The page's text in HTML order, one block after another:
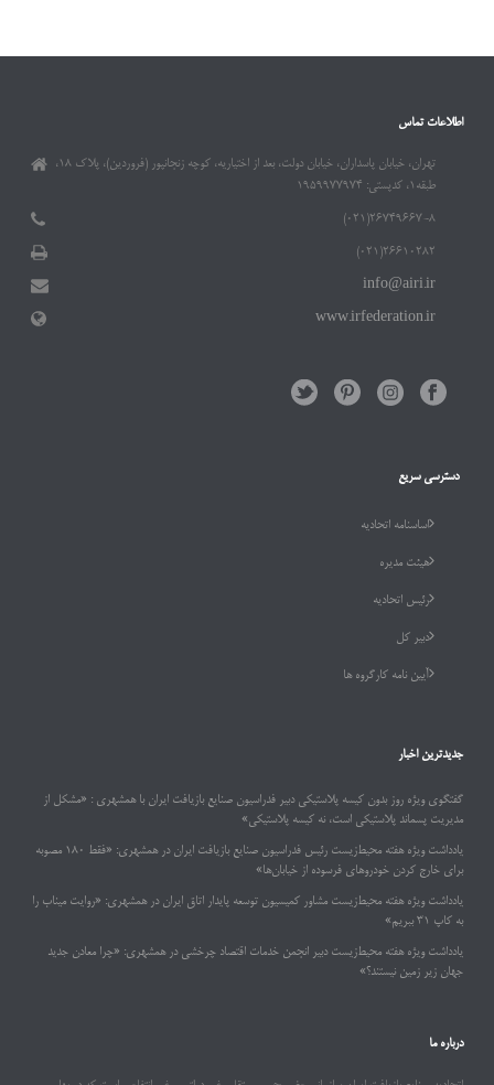
اطلاعات تماس
تهران، خیابان پاسداران، خیابان دولت، بعد از اختیاریه، کوچه زنجانپور (فروردین)، پلاک ۱۸،
طبقه۱، کدپستی: ۱۹۵۹۹۷۷۹۷۴
۲۶۷۴۹۶۶۷-۸(۰۲۱)
۲۶۶۱۰۲۸۲(۰۲۱)
info@airi.ir
www.irfederation.ir
دسترسی سریع
اساسنامه اتحادیه
هیئت مدیره
رئیس اتحادیه
دبیر کل
آیین نامه کارگروه ها
جدیدترین اخبار
گفتگوی ویژه روز بدون کیسه پلاستیکی دبیر فدراسیون صنایع بازیافت ایران با همشهری : «مشکل از
مدیریت پسماند پلاستیکی است، نه کیسه پلاستیکی»
یادداشت ویژه هفته محیط‌زیست رئیس فدراسیون صنایع بازیافت ایران در همشهری: «فقط ۱۸۰ مصوبه
برای خارج کردن خودروهای فرسوده از خیابان‌ها»
یادداشت ویژه هفته محیط‌زیست مشاور کمیسیون توسعه پایدار اتاق ایران در همشهری: «روایت میناب را
به کاپ ۳۱ ببریم»
یادداشت ویژه هفته محیط‌زیست دبیر انجمن خدمات اقتصاد چرخشی در همشهری: «چرا معادن جدید
جهان زیر زمین نیستند؟»
درباره ما